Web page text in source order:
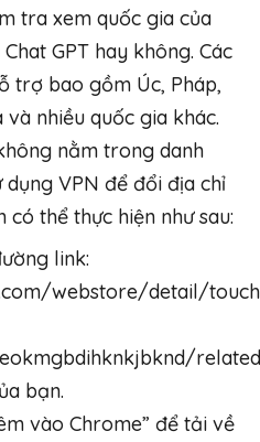
tra xem quốc gia của
GPT hay không. Các
trợ bao gồm Úc, Pháp,
nhiều quốc gia khác.
nằm trong danh
dụng VPN để đổi địa chỉ
có thể thực hiện như sau:
link:
webstore/detail/
bạn.
vào Chrome” để tải về